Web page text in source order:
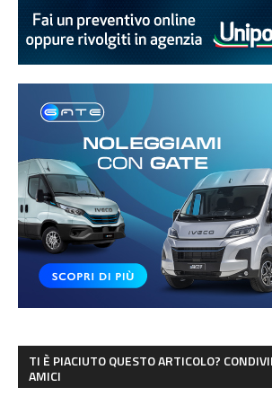
TI È PIACIUTO QUESTO ARTICOLO?
AMICI